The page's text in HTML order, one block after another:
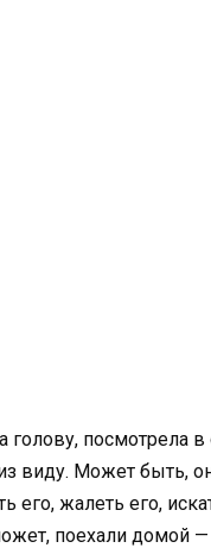
голову, посмотрела
виду. Может быть,
его, жалеть его,
поехали домой —